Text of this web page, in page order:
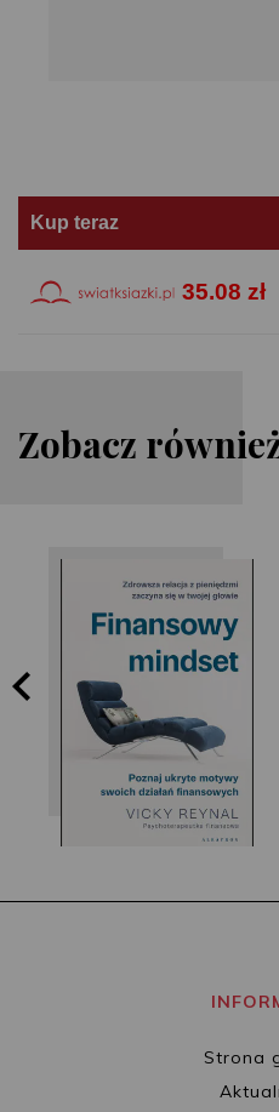
Kup teraz
35.08 zł
Zobacz
Vicky Reynal
Strona